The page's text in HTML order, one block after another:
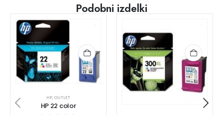
Podobni izdelki
HP, OUTLET
HP 22 color